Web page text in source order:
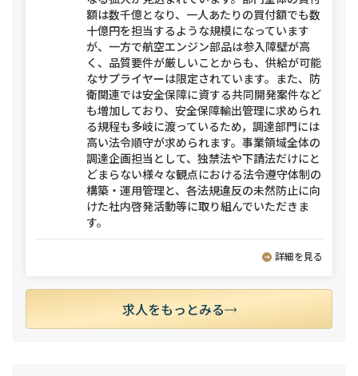
額は数千億となり、一人あたりの買付額でも数
十億円を担当するような規模になっています
が、一方で航空エンジン部品は参入障壁が高
く、品質要件が厳しいことからも、供給が可能
なサプライヤーは限定されています。また、防
衛関連では安全保障に資する共同開発案件など
も増加しており、安全保障輸出管理に求められ
る規程も多岐に渡っているため，調達部門には
高い法令順守が求められます。事業領域全体の
調達企画担当として、独禁法や下請法だけにと
どまらない様々な観点における法令遵守体制の
構築・運用管理と、各法規違反の未然防止に向
けた社内啓発活動等に取り組んでいただきま
す。
詳細を見る
求人をもっとみる